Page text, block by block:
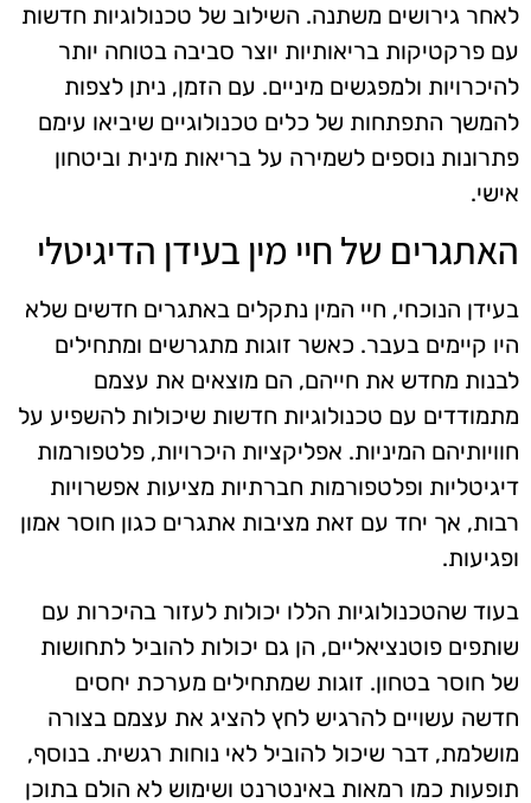
לאחר גירושים משתנה. השילוב של טכנולוגיות חדשות
עם פרקטיקות בריאותיות יוצר סביבה בטוחה יותר
להיכרויות ולמפגשים מיניים. עם הזמן, ניתן לצפות
להמשך התפתחות של כלים טכנולוגיים שיביאו עימם
פתרונות נוספים לשמירה על בריאות מינית וביטחון
אישי.
האתגרים של חיי מין בעידן הדיגיטלי
בעידן הנוכחי, חיי המין נתקלים באתגרים חדשים שלא
היו קיימים בעבר. כאשר זוגות מתגרשים ומתחילים
לבנות מחדש את חייהם, הם מוצאים את עצמם
מתמודדים עם טכנולוגיות חדשות שיכולות להשפיע על
חוויותיהם המיניות. אפליקציות היכרויות, פלטפורמות
דיגיטליות ופלטפורמות חברתיות מציעות אפשרויות
רבות, אך יחד עם זאת מציבות אתגרים כגון חוסר אמון
ופגיעות.
בעוד שהטכנולוגיות הללו יכולות לעזור בהיכרות עם
שותפים פוטנציאליים, הן גם יכולות להוביל לתחושות
של חוסר בטחון. זוגות שמתחילים מערכת יחסים
חדשה עשויים להרגיש לחץ להציג את עצמם בצורה
מושלמת, דבר שיכול להוביל לאי נוחות רגשית. בנוסף,
תופעות כמו רמאות באינטרנט ושימוש לא הולם בתוכן